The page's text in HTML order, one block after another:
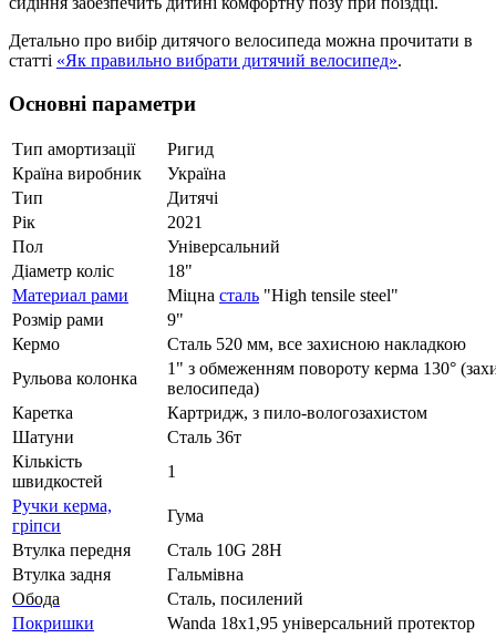
Детально про вибір дитячого велосипеда можна прочитати в
статті «Як правильно вибрати дитячий велосипед».
Основні параметри
Тип амортизації
Ригид
Країна виробник
Україна
Тип
Дитячі
Рік
2021
Пол
Універсальний
Діаметр коліс
18"
Материал рами
Міцна сталь "High tensile steel"
Розмір рами
9"
Кермо
Сталь 520 мм, все захисною накладкою
Рульова колонка
1" з обмеженням повороту керма 130°
велосипеда)
Каретка
Картридж, з пило-вологозахистом
Шатуни
Сталь 36т
Кількість
швидкостей
1
Ручки керма,
гріпси
Гума
Втулка передня
Сталь 10G 28H
Втулка задня
Гальмівна
Обода
Сталь, посилений
Покришки
Wanda 18x1,95 універсальний протектор